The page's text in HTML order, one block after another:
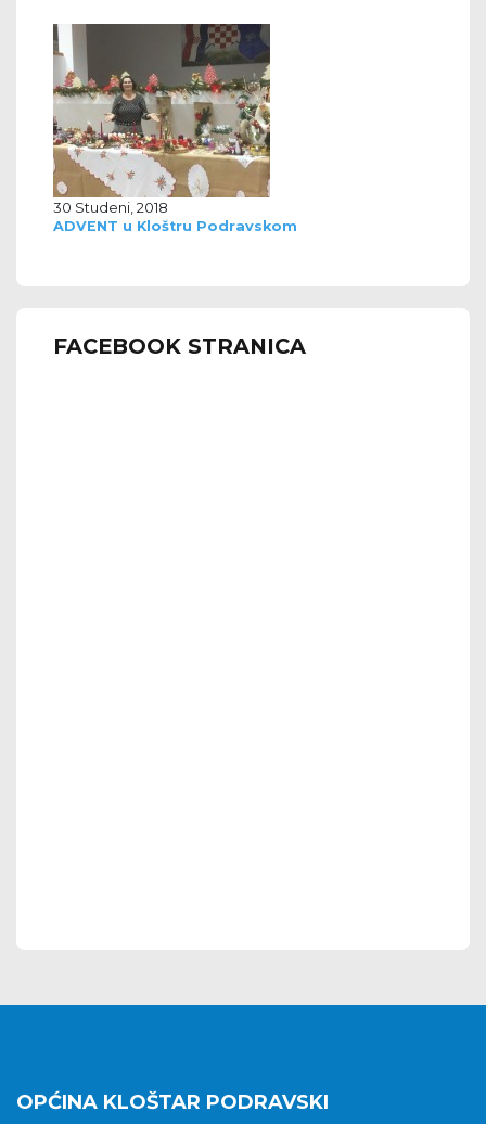
30 Studeni, 2018
ADVENT u Kloštru Podravskom
FACEBOOK STRANICA
OPĆINA KLOŠTAR PODRAVSKI